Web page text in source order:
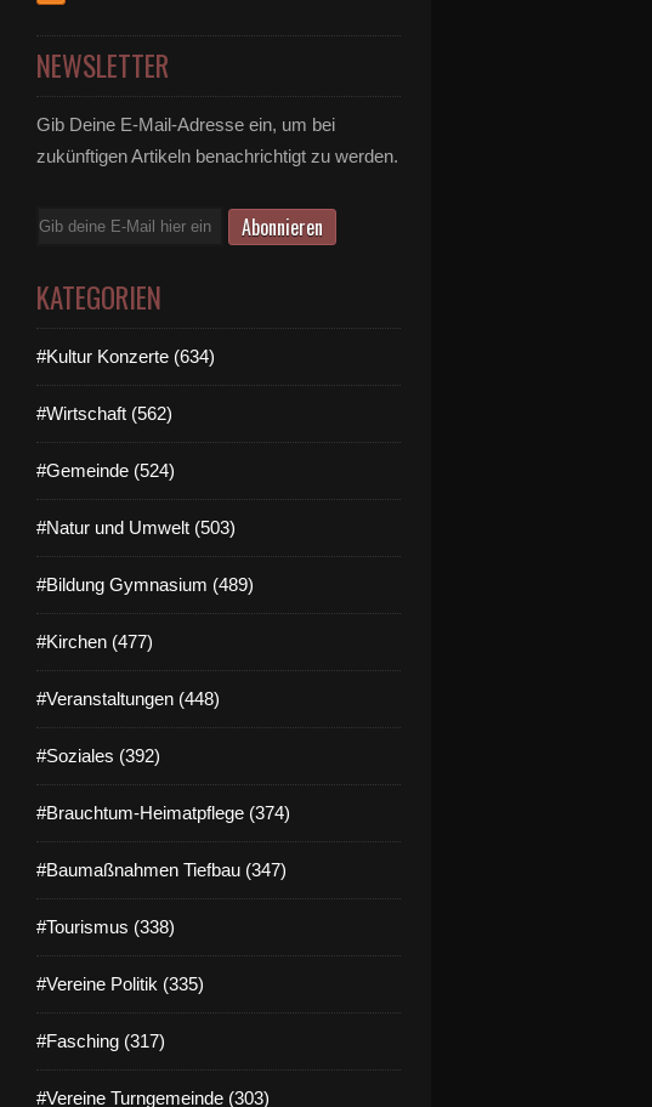
NEWSLETTER
Gib Deine E-Mail-Adresse ein, um bei
zukünftigen Artikeln benachrichtigt zu werden.
E-
KATEGORIEN
#Kultur Konzerte (634)
#Wirtschaft (562)
#Gemeinde (524)
#Natur und Umwelt (503)
#Bildung Gymnasium (489)
#Kirchen (477)
#Veranstaltungen (448)
#Soziales (392)
#Brauchtum-Heimatpflege (374)
#Baumaßnahmen Tiefbau (347)
#Tourismus (338)
#Vereine Politik (335)
#Fasching (317)
#Vereine Turngemeinde (303)